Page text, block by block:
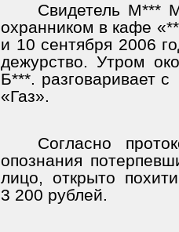
Свидетель М***
охранником в кафе
и 10 сентября 2006
дежурство. Утром
Б***. разговаривает с
«Газ».
Согласно
опознания
лицо, открыто
3 200 рублей.